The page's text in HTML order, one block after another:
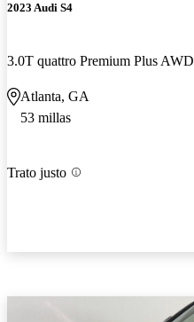
2023 Audi S4
3.0T quattro Premium Plus AWD
Atlanta, GA
53 millas
Trato justo